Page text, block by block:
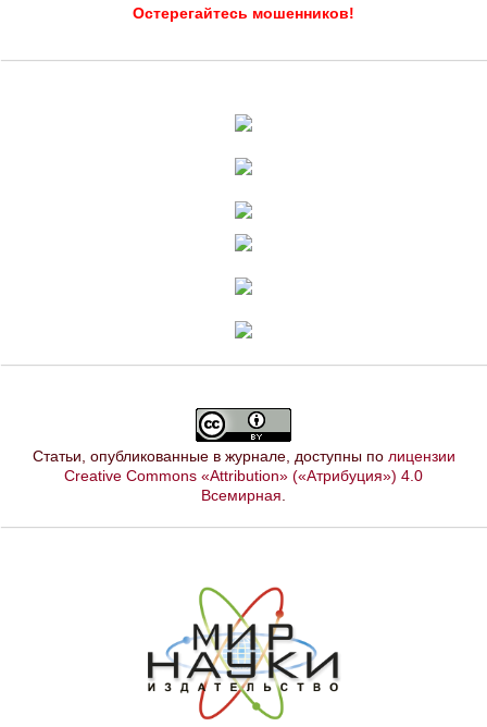
Остерегайтесь мошенников!
Статьи, опубликованные в журнале, доступны по лицензии
Creative Commons «Attribution» («Атрибуция») 4.0
Всемирная